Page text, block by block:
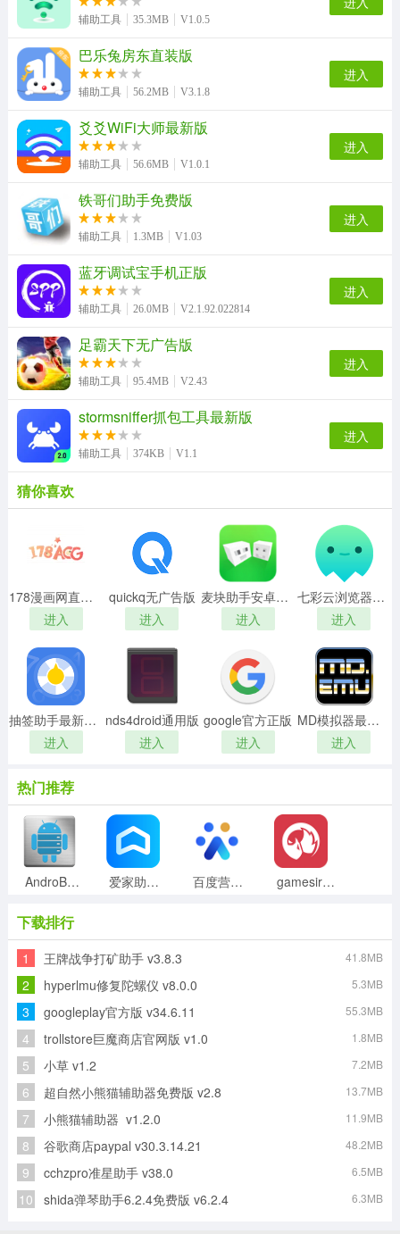
辅助工具 35.3MB V1.0.5
巴乐兔房东直装版
辅助工具 56.2MB V3.1.8
进入
爻爻WiFi大师最新版
辅助工具 56.6MB V1.0.1
进入
铁哥们助手免费版
辅助工具 1.3MB V1.03
进入
蓝牙调试宝手机正版
辅助工具 26.0MB V2.1.92.022814
进入
足霸天下无广告版
辅助工具 95.4MB V2.43
进入
stormsniffer抓包工具最新版
辅助工具 374KB V1.1
进入
猜你喜欢
178漫画网直装版
进入
quickq无广告版
进入
麦块助手安卓直装版
进入
七彩云浏览器最新版
进入
抽签助手最新免费版
进入
nds4droid通用版
进入
google官方正版
进入
MD模拟器最新免费版
进入
热门推荐
AndroBench安卓版 爱家助手直装版 百度营销正版 gamesir手机免费版
zonealarm手机最新版 一个奇鸽船新体验2026官方版
手速测试器直装版 掌上TGP无广告版
下载排行
1 王牌战争打矿助手 v3.8.3 41.8MB
2 hyperlmu修复陀螺仪 v8.0.0 5.3MB
3 googleplay官方版 v34.6.11 55.3MB
4 trollstore巨魔商店官网版 v1.0 1.8MB
5 小草 v1.2 7.2MB
6 超自然小熊猫辅助器免费版 v2.8 13.7MB
7 小熊猫辅助器 v1.2.0 11.9MB
8 谷歌商店paypal v30.3.14.21 48.2MB
9 cchzpro准星助手 v38.0 6.5MB
10 shida弹琴助手6.2.4免费版 v6.2.4 6.3MB